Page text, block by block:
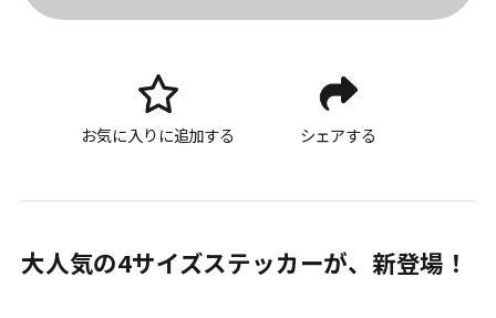
お気に入りに追加する シェアする
大人気の4サイズステッカーが、新登場！